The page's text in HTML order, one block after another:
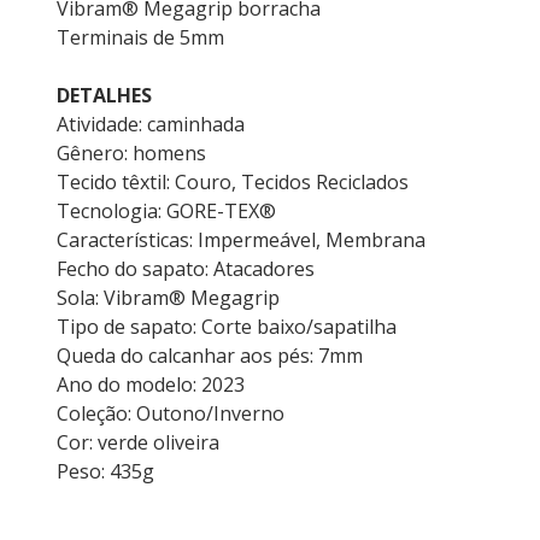
Vibram® Megagrip borracha
Terminais de 5mm
DETALHES
Atividade: caminhada
Gênero: homens
Tecido têxtil: Couro, Tecidos Reciclados
Tecnologia: GORE-TEX®
Características: Impermeável, Membrana
Fecho do sapato: Atacadores
Sola: Vibram® Megagrip
Tipo de sapato: Corte baixo/sapatilha
Queda do calcanhar aos pés: 7mm
Ano do modelo: 2023
Coleção: Outono/Inverno
Cor: verde oliveira
Peso: 435g